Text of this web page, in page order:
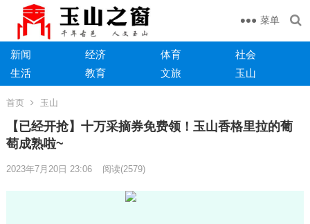
菜单
新闻 经济 体育
社会
生活
教育 文旅 玉山
首页 玉山
【已经开抢】十万采摘券免费领！玉山香格里拉的葡
萄成熟啦~
2023年7月20日 23:06 阅读(2579)